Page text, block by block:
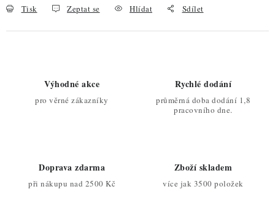
Tisk Zeptat se Hlídat Sdílet
Výhodné akce
pro věrné zákazníky
Rychlé dodání
průměrná doba dodání 1,8
pracovního dne.
Doprava zdarma
při nákupu nad 2500 Kč
Zboží skladem
více jak 3500 položek